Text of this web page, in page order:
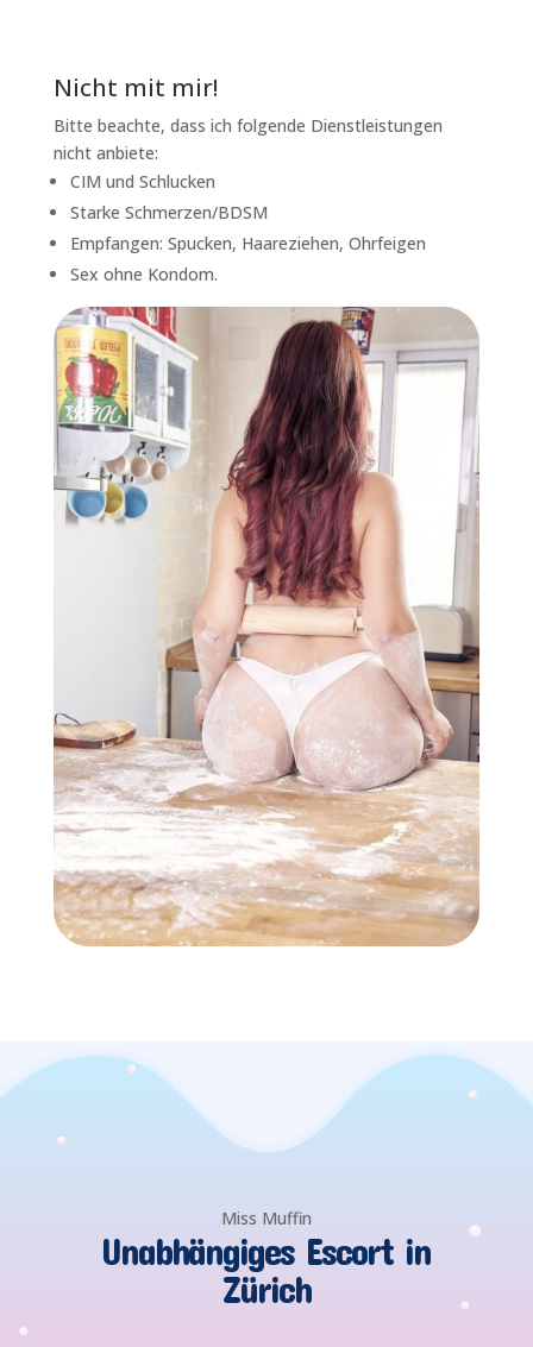
Nicht mit mir!
Bitte beachte, dass ich folgende Dienstleistungen
nicht anbiete:
CIM und Schlucken
Starke Schmerzen/BDSM
Empfangen: Spucken, Haareziehen, Ohrfeigen
Sex ohne Kondom.
Miss Muffin
Unabhängiges Escort in
Zürich